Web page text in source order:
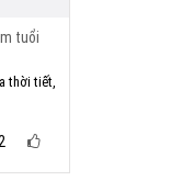
tuổi
thời tiết,